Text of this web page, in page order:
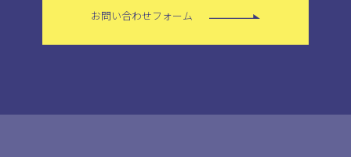
お問い合わせフォーム